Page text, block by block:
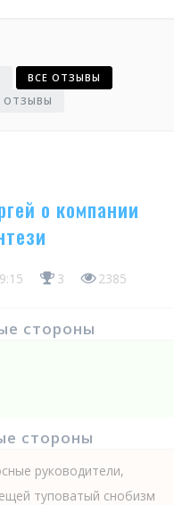
ВСЕ ОТЗЫВЫ
ОТЗЫВЫ
о компании
3 2385
стороны
стороны
руководители,
туповатый снобизм